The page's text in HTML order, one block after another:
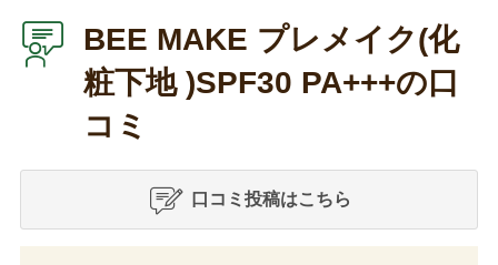
BEE MAKE プレメイク(化
粧下地 )SPF30 PA+++の口
コミ
口コミ投稿はこちら